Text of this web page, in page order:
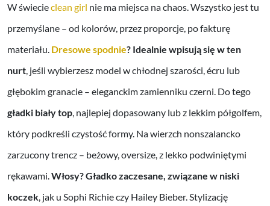
W świecieclean girl nie ma miejsca na chaos. Wszystko jest tu
przemyślane – od kolorów, przez proporcje, po fakturę
materiału. Dresowe spodnie? Idealnie wpisują się w ten
nurt , jeśli wybierzesz model w chłodnej szarości, écru lub
głębokim granacie – eleganckim zamienniku czerni. Do tego
gładki biały top , najlepiej dopasowany lub z lekkim półgolfem,
który podkreśli czystość formy. Na wierzch nonszalancko
zarzucony trencz – beżowy, oversize, z lekko podwiniętymi
rękawami. Włosy? Gładko zaczesane, związane w niski
koczek , jak u Sophi Richie czy Hailey Bieber. Stylizację